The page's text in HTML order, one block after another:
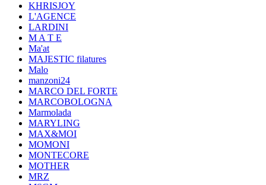
KHRISJOY
L'AGENCE
LARDINI
M A T E
Ma'at
MAJESTIC filatures
Malo
manzoni24
MARCO DEL FORTE
MARCOBOLOGNA
Marmolada
MARYLING
MAX&MOI
MOMONI
MONTECORE
MOTHER
MRZ